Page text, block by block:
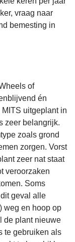
vraag naar
bemesting in
of
én
uitgeplant in
zeer belangrijk.
zoals grond
zorgen. Vorst
zeer nat staat
veroorzaken
Soms
geval alle
weg en hoop op
de plant nieuwe
te gebruiken als